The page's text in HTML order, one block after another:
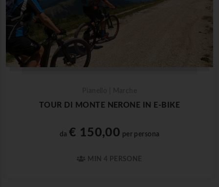
TOUR DI MONTE NERONE IN E-BIKE
da € 150,00 per persona
MIN 4 PERSONE